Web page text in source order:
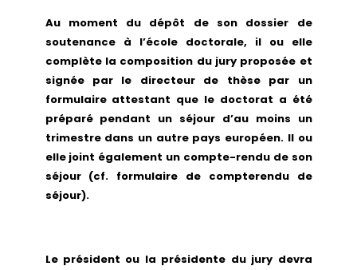
Au moment du dépôt de son dossier de
soutenance à l’école doctorale, il ou elle
complète la composition du jury proposée et
signée par le directeur de thèse par un
formulaire attestant que le doctorat a été
préparé pendant un séjour d’au moins un
trimestre dans un autre pays européen. Il ou
elle joint également un compte-rendu de son
séjour (cf. formulaire de compterendu de
séjour).
Le président ou la présidente du jury devra